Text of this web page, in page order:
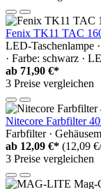
Fenix TK11 TAC
LED-Taschenlampe
· Farbe: schwarz ·
ab 71,90 €*
3 Preise vergleichen
Nitecore Farbfilter
Farbfilter ·
ab 12,09 €* (12,09
3 Preise vergleichen